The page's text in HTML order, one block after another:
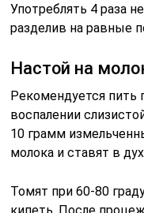
Употреблять 4 раза
разделив на равные
Настой на
Рекомендуется пить
воспалении
10 грамм
молока и ставят в
Томят при 60-80
кипеть. После